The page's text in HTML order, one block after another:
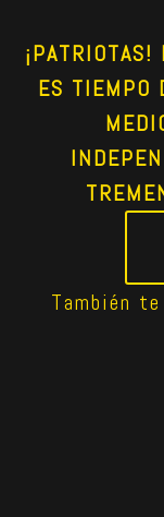
¡PATRIOTAS!
ES TIEMPO